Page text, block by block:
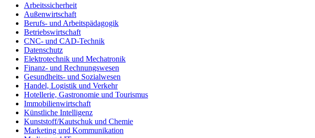
Arbeitssicherheit
Außenwirtschaft
Berufs- und Arbeitspädagogik
Betriebswirtschaft
CNC- und CAD-Technik
Datenschutz
Elektrotechnik und Mechatronik
Finanz- und Rechnungswesen
Gesundheits- und Sozialwesen
Handel, Logistik und Verkehr
Hotellerie, Gastronomie und Tourismus
Immobilienwirtschaft
Künstliche Intelligenz
Kunststoff/Kautschuk und Chemie
Marketing und Kommunikation